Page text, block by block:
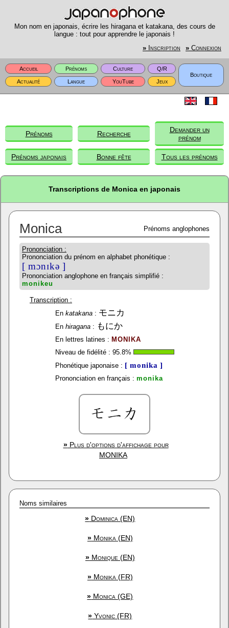
Mon nom en japonais, écrire les hiragana et katakana, des cours de
langue : tout pour apprendre le japonais !
» Inscription » Connexion
Accueil Prénoms Culture
Q/R
Boutique
Actualité
Langue YouTube Jeux
Prénoms Recherche
Demander un
prénom
Prénoms japonais Bonne fête Tous les prénoms
Transcriptions de Monica en japonais
Monica Prénoms anglophones
Prononciation :
Prononciation du prénom en alphabet phonétique :
[ mɔnɪkə ]
Prononciation anglophone en français simplifié :
monikeu
Transcription :
En katakana: モニカ
En hiragana: もにか
En lettres latines : MONIKA
Niveau de fidélité : 95.8%
Phonétique japonaise : [ monika ]
Prononciation en français : monika
»Plus d'options d'affichage pour
MONIKA
Noms similaires
» Dominica (EN)
»Monika (EN)
»Monique (EN)
»Monika (FR)
» Monica (GE)
» Yvonic (FR)